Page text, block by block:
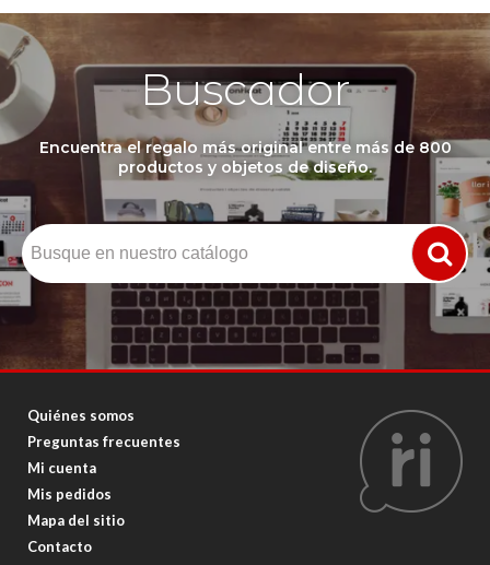
Buscador
Encuentra el regalo más original entre más de 800
productos y objetos de diseño.
Quiénes somos
Preguntas frecuentes
Mi cuenta
Mis pedidos
Mapa del sitio